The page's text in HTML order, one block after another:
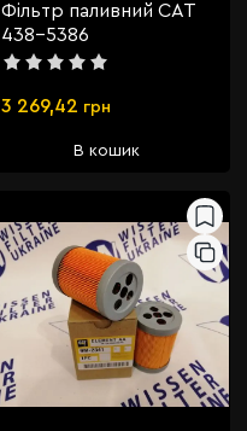
Фільтр паливний CAT
438-5386
3 269,42 грн
В кошик